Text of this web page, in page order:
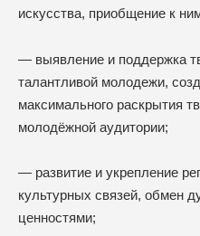
искусства, приобщение к
— выявление и поддержка
талантливой молодежи,
максимального раскрытия
молодёжной аудитории;
— развитие и укрепление
культурных связей, обмен
ценностями;